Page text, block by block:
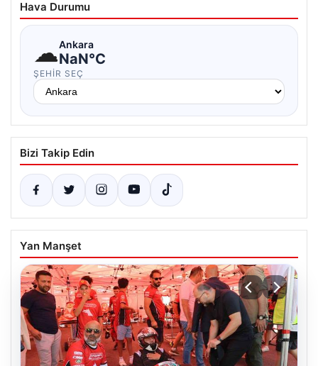
Hava Durumu
☁Ankara
NaN°C
ŞEHIR SEÇ
Bizi Takip Edin
Yan Manşet